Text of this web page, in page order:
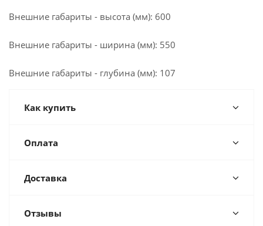
Внешние габариты - высота (мм): 600
Внешние габариты - ширина (мм): 550
Внешние габариты - глубина (мм): 107
Как купить
Оплата
Доставка
Отзывы